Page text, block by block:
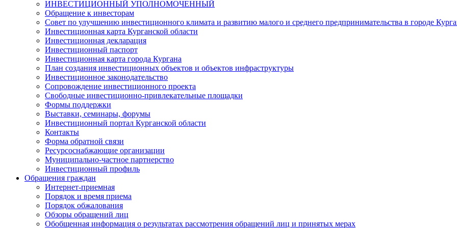
ИНВЕСТИЦИОННЫЙ УПОЛНОМОЧЕННЫЙ
Обращение к инвесторам
Совет по улучшению инвестиционного климата и развитию малого и среднего предпринимательства в городе
Инвестиционная карта Курганской области
Инвестиционная декларация
Инвестиционный паспорт
Инвестиционная карта города Кургана
План создания инвестиционных объектов и объектов инфраструктуры
Инвестиционное законодательство
Сопровождение инвестиционного проекта
Свободные инвестиционно-привлекательные площадки
Формы поддержки
Выставки, семинары, форумы
Инвестиционный портал Курганской области
Контакты
Форма обратной связи
Ресурсоснабжающие организации
Муниципально-частное партнерство
Инвестиционный профиль
Обращения граждан
Интернет-приемная
Порядок и время приема
Порядок обжалования
Обзоры обращений лиц
Обобщенная информация о результатах рассмотрения обращений лиц и принятых мерах